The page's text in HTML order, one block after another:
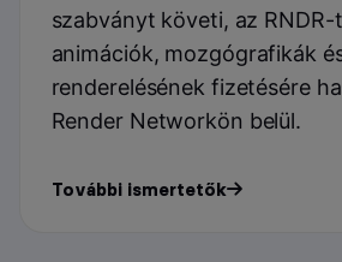
szabványt követi, az RNDR-
animációk, mozgógrafikák
renderelésének fizetésére
Render Networkön belül​​.
További ismertetők